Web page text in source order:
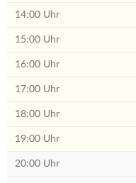
14:00 Uhr
15:00 Uhr
16:00 Uhr
17:00 Uhr
18:00 Uhr
19:00 Uhr
20:00 Uhr